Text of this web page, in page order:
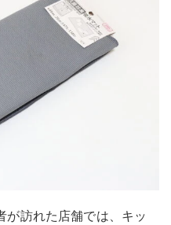
訪れた店舗では、キッ